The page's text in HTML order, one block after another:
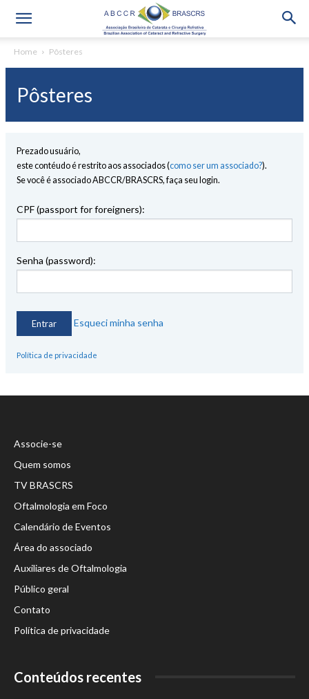
Home Pôsteres
Pôsteres
Prezado usuário,
este contéudo é restrito aos associados (como ser um associado?).
Se você é associado ABCCR/BRASCRS, faça seu login.
CPF (passport for foreigners):
Senha (password):
Esqueci minha senha
Política de privacidade
Associe-se
Quem somos
TV BRASCRS
Oftalmologia em Foco
Calendário de Eventos
Área do associado
Auxiliares de Oftalmologia
Público geral
Contato
Política de privacidade
Conteúdos recentes